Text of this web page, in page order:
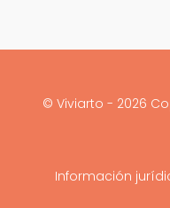
© Viviarto - 2026
Información